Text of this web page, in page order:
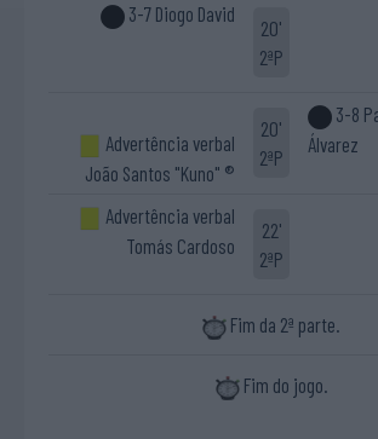
3-7 Diogo David
20'
2ªP
Advertência verbal
João Santos "Kuno" ®
20'
2ªP
3-8
Álvarez
Advertência verbal
Tomás Cardoso
22'
2ªP
Fim da 2ª parte.
Fim do jogo.